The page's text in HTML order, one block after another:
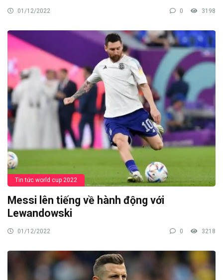
01/12/2022 0 3198
Tin tức world cup 2022
Messi lên tiếng về hành động với
Lewandowski
01/12/2022 0 3218